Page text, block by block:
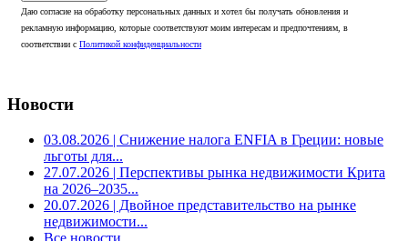
Даю согласие на обработку персональных данных и хотел бы получать обновления и
рекламную информацию, которые соответствуют моим интересам и предпочтениям, в
соответствии с Политикой конфиденциальности
Новости
03.08.2026 | Снижение налога ENFIA в Греции: новые
льготы для...
27.07.2026 | Перспективы рынка недвижимости Крита
на 2026–2035...
20.07.2026 | Двойное представительство на рынке
недвижимости...
Все новости